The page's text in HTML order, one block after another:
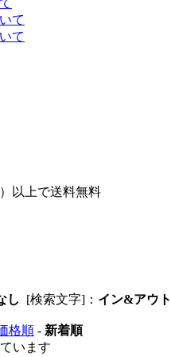
て
て
以上で送料無料
し [検索文字]： イン&アウ
格順 - 新着順
います